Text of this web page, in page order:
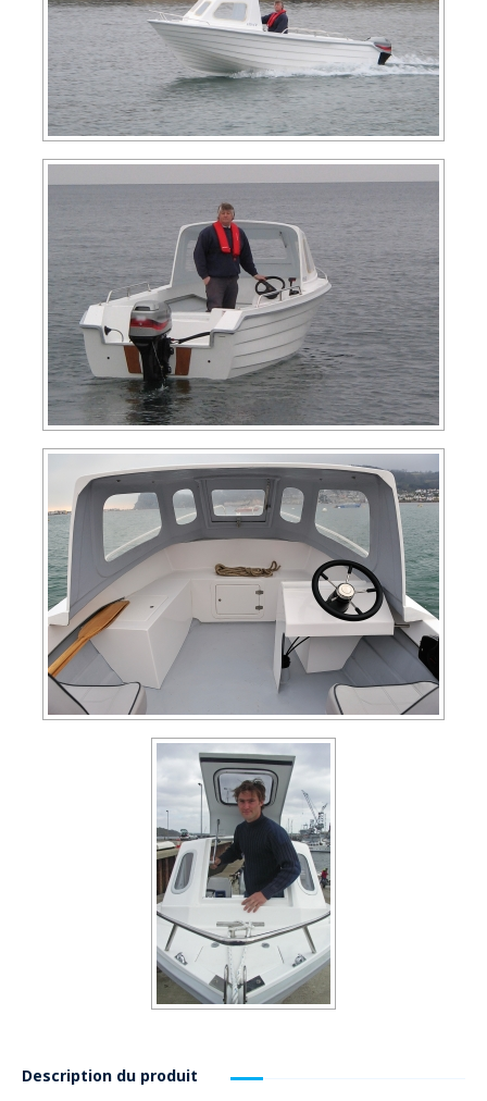
Description du produit